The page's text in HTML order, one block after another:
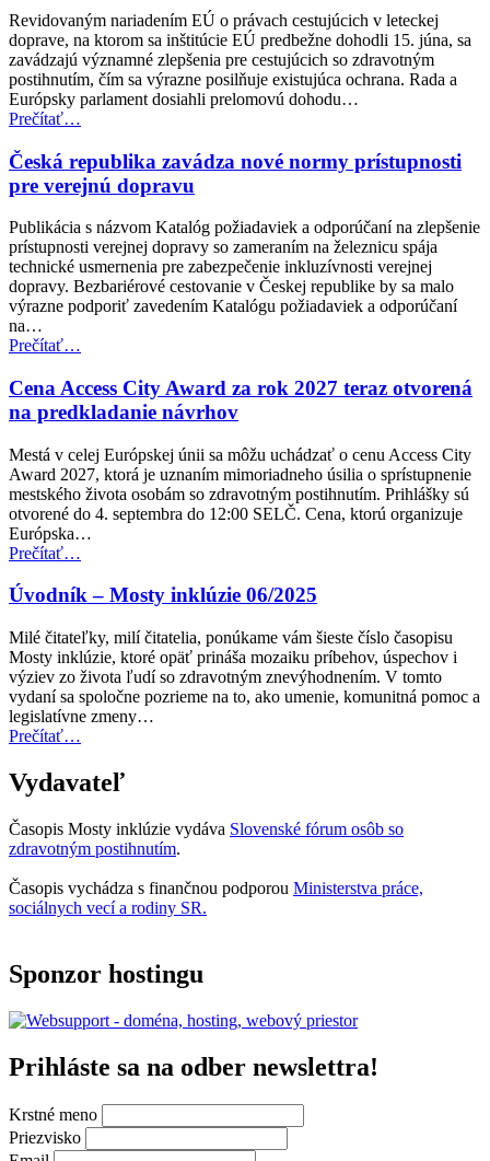
sociálne
veci
(EPSCO)”
Revidovaným nariadením EÚ o právach cestujúcich v leteckej
doprave, na ktorom sa inštitúcie EÚ predbežne dohodli 15. júna, sa
zavádzajú významné zlepšenia pre cestujúcich so zdravotným
postihnutím, čím sa výrazne posilňuje existujúca ochrana. Rada a
Európsky parlament dosiahli prelomovú dohodu…
Prečítať“Dohoda
posilňuje
práva
cestujúcich
leteckej
doprave
pre
osoby
so
zdravotným
postihnutím”
…
Česká republika zavádza nové normy prístupnosti
pre verejnú dopravu
Publikácia s názvom Katalóg požiadaviek a odporúčaní na zlepšenie
prístupnosti verejnej dopravy so zameraním na železnicu spája
technické usmernenia pre zabezpečenie inkluzívnosti verejnej
dopravy. Bezbariérové cestovanie v Českej republike by sa malo
výrazne podporiť zavedením Katalógu požiadaviek a odporúčaní
na…
Prečítať“Česká
zavádza
nové
normy
pre
verejnú
dopravu”
…
Cena Access City Award za rok 2027 teraz otvorená
na predkladanie návrhov
Mestá v celej Európskej únii sa môžu uchádzať o cenu Access City
Award 2027, ktorá je uznaním mimoriadneho úsilia o sprístupnenie
mestského života osobám so zdravotným postihnutím. Prihlášky sú
otvorené do 4. septembra do 12:00 SELČ. Cena, ktorú organizuje
Európska…
Prečítať“Cena
City
za
rok
2027
teraz
otvorená
na
predkladanie
návrhov”
…
Úvodník – Mosty inklúzie 06/2025
Milé čitateľky, milí čitatelia, ponúkame vám šieste číslo časopisu
Mosty inklúzie, ktoré opäť prináša mozaiku príbehov, úspechov i
výziev zo života ľudí so zdravotným znevýhodnením. V tomto
vydaní sa spoločne pozrieme na to, ako umenie, komunitná pomoc a
legislatívne zmeny…
Prečítať“Úvodník
Mosty
inklúzie
…
Vydavateľ
Časopis Mosty inklúzie vydáva Slovenské fórum osôb so
zdravotným postihnutím.
Časopis vychádza s finančnou podporou Ministerstva práce,
sociálnych vecí a rodiny SR.
Sponzor hostingu
Prihláste sa na odber newslettra!
Krstné meno
Priezvisko